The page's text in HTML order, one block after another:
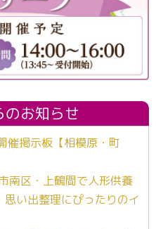
のお知らせ
催掲示板【相模原・町
南区・上鶴間で人形供養
い出整理にぴったりのイ